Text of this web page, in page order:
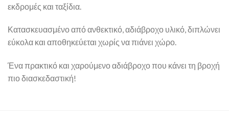
εκδρομές και ταξίδια.
Κατασκευασμένο από ανθεκτικό, αδιάβροχο υλικό, διπλώνει
εύκολα και αποθηκεύεται χωρίς να πιάνει χώρο.
Ένα πρακτικό και χαρούμενο αδιάβροχο που κάνει τη βροχή
πιο διασκεδαστική!